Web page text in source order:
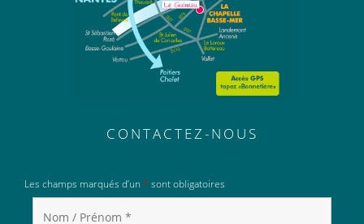
CONTACTEZ-NOUS
Les champs marqués d’un * sont obligatoires